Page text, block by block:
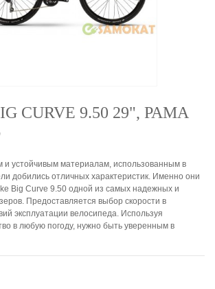
CURVE 9.50 29", РАМА
и устойчивым материалам, использованным в
добились отличных характеристик. Именно они
Big Curve 9.50 одной из самых надежных и
Предоставляется выбор скорости в
эксплуатации велосипеда. Используя
в любую погоду, нужно быть уверенным в